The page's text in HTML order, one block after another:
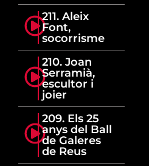
211. Aleix
Font,
socorrisme
210. Joan
Serramià,
escultor i
joier
209. Els 25
anys del Ball
de Galeres
de Reus